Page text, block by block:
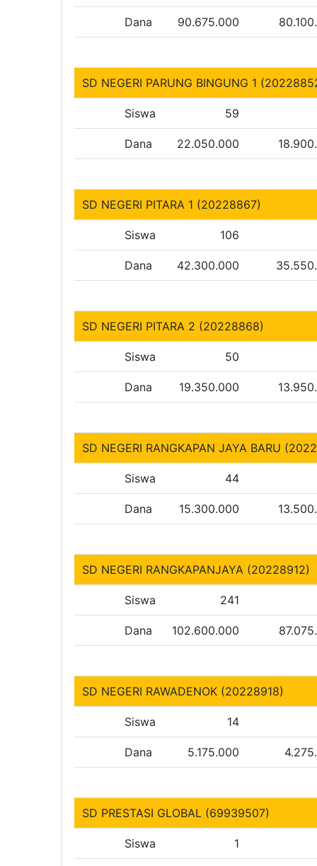
Dana 90.675.000
SD NEGERI PARUNG BINGUNG 1
Siswa 59
Dana 22.050.000
SD NEGERI PITARA 1 (20228867)
Siswa 106
Dana 42.300.000
SD NEGERI PITARA 2 (20228868)
Siswa 50
Dana 19.350.000
SD NEGERI RANGKAPAN JAYA BARU
Siswa 44
Dana 15.300.000
SD NEGERI RANGKAPANJAYA (20228912)
Siswa 241
Dana 102.600.000
SD NEGERI RAWADENOK (20228918)
Siswa 14
Dana 5.175.000
SD PRESTASI GLOBAL (69939507)
Siswa 1